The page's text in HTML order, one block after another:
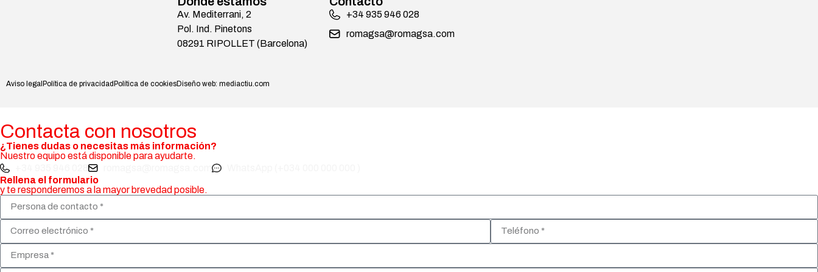
Av. Mediterrani, 2
Pol. Ind. Pinetons
08291 RIPOLLET (Barcelona)
+34 935 946 028
romagsa@romagsa.com
Aviso legalPolítica de privacidadPolítica de cookiesDiseño web: mediactiu.com
Contacta con nosotros
¿Tienes dudas o necesitas más información?
Nuestro equipo está disponible para ayudarte.
Rellena el formulario
y te responderemos a la mayor brevedad posible.